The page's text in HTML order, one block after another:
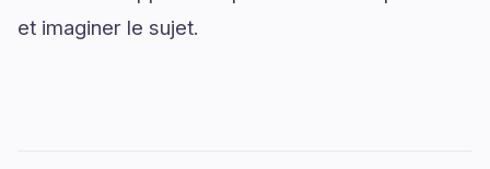
et imaginer le sujet.